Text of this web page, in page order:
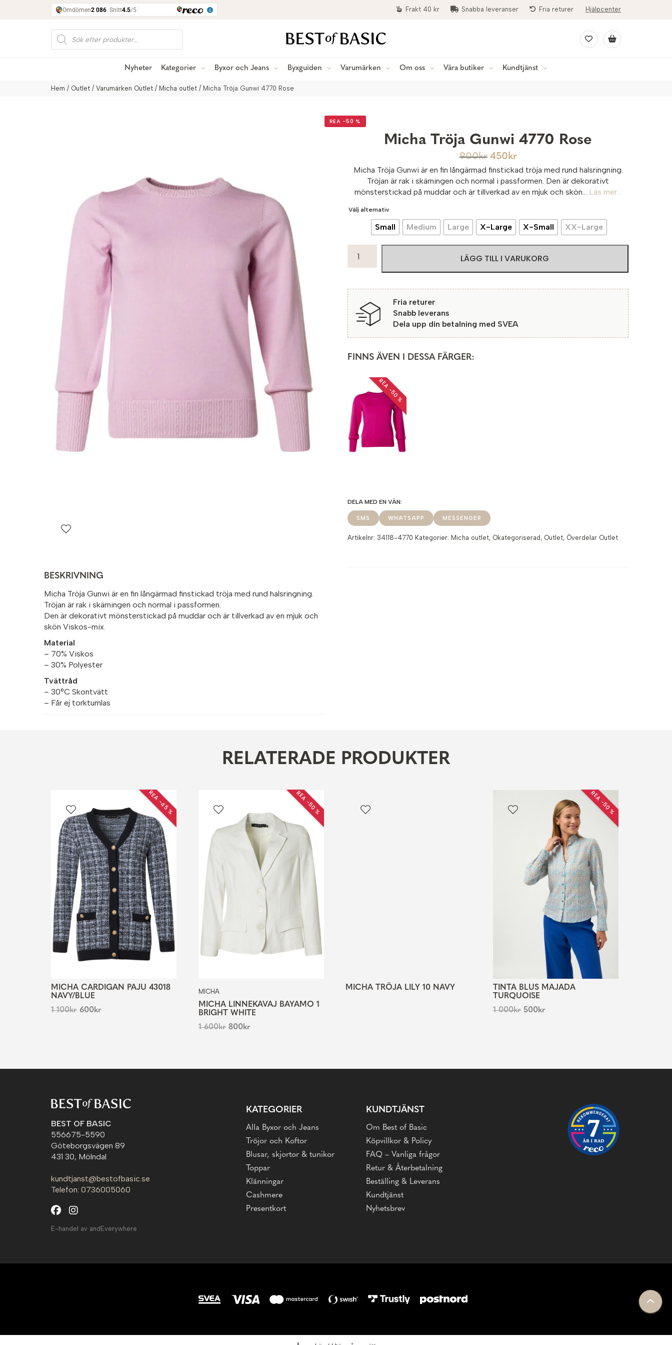
Frakt 40 kr Snabba leveranser Fria returer Hjälpcenter
Produktsökning
Nyheter Kategorier Byxor och Jeans Byxguiden Varumärken Om oss Våra butiker Kundtjänst
Hem / Outlet / Varumärken Outlet / Micha outlet / Micha Tröja Gunwi 4770 Rose
REA −50 %
Micha Tröja Gunwi 4770 Rose
900kr 450kr
Micha Tröja Gunwi är en fin långärmad finstickad tröja med rund halsringning.
Tröjan är rak i skärningen och normal i passformen. Den är dekorativt
mönsterstickad på muddar och är tillverkad av en mjuk och skön... Läs mer...
Välj alternativ
Small Medium Large X-Large X-Small XX-Large
Tröja
Rose
mängd
LÄGG TILL I VARUKORG
Fria returer
Snabb leverans
Dela upp din betalning med SVEA
FINNS ÄVEN I DESSA FÄRGER:
REA −50 %
SMS WHATSAPP MESSENGER
Artikelnr: 34118-4770 Kategorier: Micha outlet, Okategoriserad, Outlet, Överdelar Outlet
BESKRIVNING
Micha Tröja Gunwi är en fin långärmad finstickad tröja med rund halsringning.
Tröjan är rak i skärningen och normal i passformen.
Den är dekorativt mönsterstickad på muddar och är tillverkad av en mjuk och
skön Viskos-mix.
Material
– 70% Viskos
– 30% Polyester
Tvättråd
– 30°C Skontvätt
– Får ej torktumlas
RELATERADE PRODUKTER
REA −45 %
MICHA CARDIGAN PAJU 43018
NAVY/BLUE
1 100kr 600kr
REA −50 %
MICHA
MICHA LINNEKAVAJ BAYAMO 1
BRIGHT WHITE
1 600kr 800kr
MICHA TRÖJA LILY 10 NAVY
REA −50 %
TINTA BLUS MAJADA
TURQUOISE
1 000kr 500kr
BEST OF BASIC
556675-5590
Göteborgsvägen 89
431 30, Mölndal
kundtjanst@bestofbasic.se
Telefon: 0736005060
E-handel av andEverywhere
KATEGORIER
Alla Byxor och Jeans
Tröjor och Koftor
Blusar, skjortor & tunikor
Toppar
Klänningar
Cashmere
Presentkort
KUNDTJÄNST
Om Best of Basic
Köpvillkor & Policy
FAQ – Vanliga frågor
Retur & Återbetalning
Beställing & Leverans
Kundtjänst
Nyhetsbrev